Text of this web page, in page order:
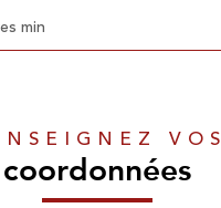
VOS
coordonnées